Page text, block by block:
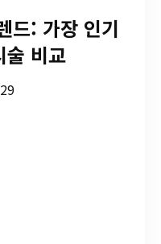
드: 가장 인기
술 비교